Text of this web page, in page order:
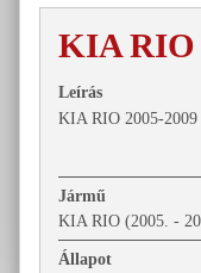
KIA RIO
Leírás
KIA RIO 2005-
Jármű
KIA RIO (2005. -
Állapot